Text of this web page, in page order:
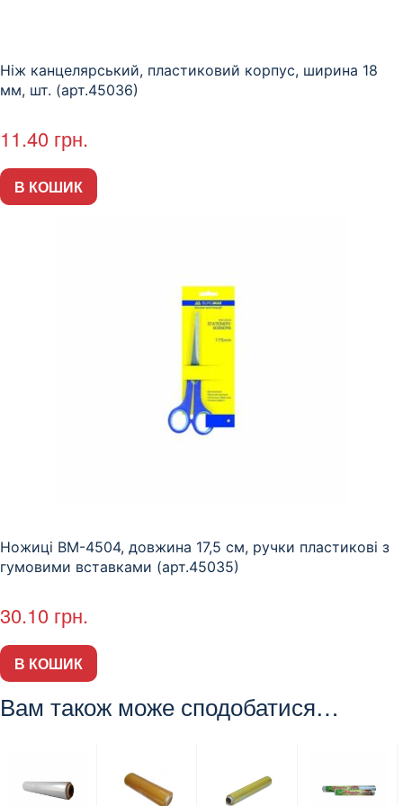
Ніж канцелярський, пластиковий корпус, ширина 18
мм, шт. (арт.45036)
11.40 грн.
В КОШИК
Ножиці BM-4504, довжина 17,5 см, ручки пластикові з
гумовими вставками (арт.45035)
30.10 грн.
В КОШИК
Вам також може сподобатися…